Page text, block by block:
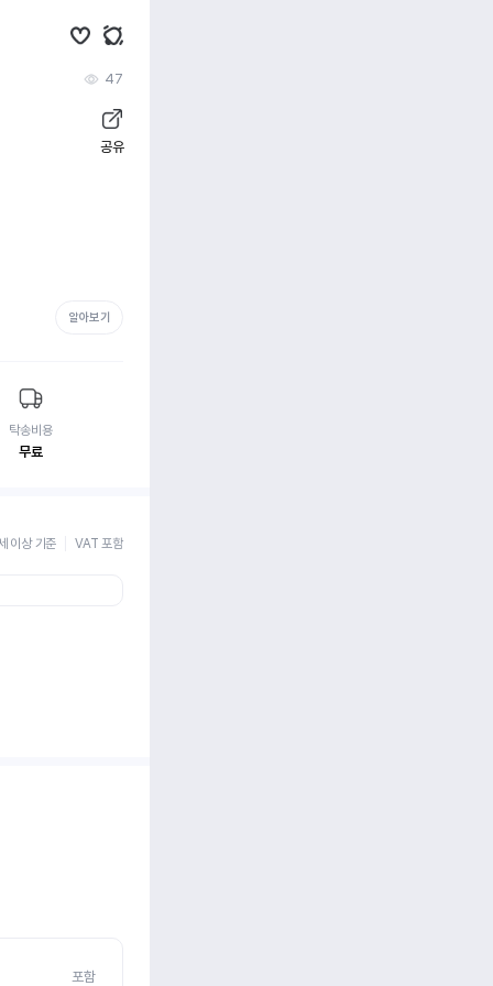
47
공유
알아보기
탁송비용
무료
이상 기준 VAT 포함
포함